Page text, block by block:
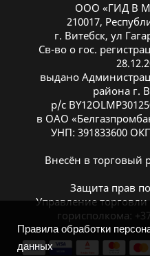
ООО «ГИД В
210017,
г. Витебск, ул
Св-во о гос.
выдано
района г.
р/с
в ОАО
УНП: 391833600
Внесён в торговый
Защита прав
Управление торговли
горисполкома:
Правила обработки
данных